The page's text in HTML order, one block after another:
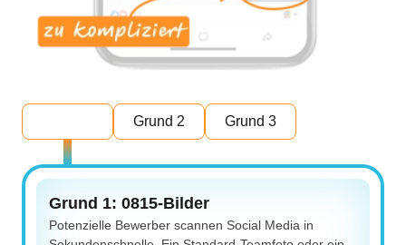
Grund 2 Grund 3
Grund 1: 0815-Bilder
Potenzielle Bewerber scannen Social Media in